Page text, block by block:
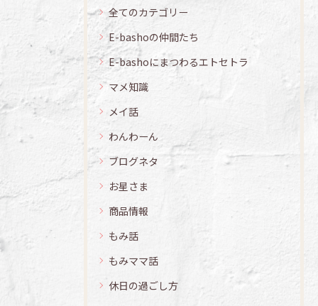
全てのカテゴリー
E-bashoの仲間たち
E-bashoにまつわるエトセトラ
マメ知識
メイ話
わんわーん
ブログネタ
お星さま
商品情報
もみ話
もみママ話
休日の過ごし方